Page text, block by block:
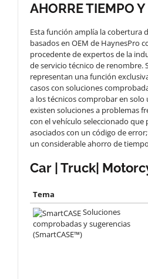
AHORRE TIEMPO
Esta función amplía la cobertura
basados en OEM de HaynesPro
procedente de expertos de la
de servicio técnico de renombre.
representan una función
casos con soluciones
a los técnicos comprobar en
existen soluciones a problemas
con el vehículo seleccionado que
asociados con un código de
un considerable ahorro de
Car | Truck|
Tema
Soluciones
comprobadas y sugerencias
(SmartCASE™)